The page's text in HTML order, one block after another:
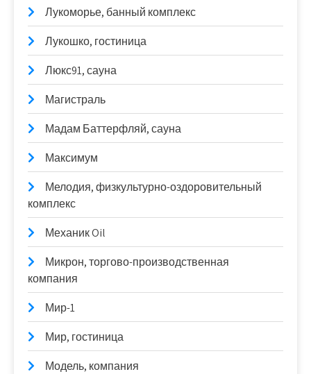
Лукоморье, банный комплекс
Лукошко, гостиница
Люкс91, сауна
Магистраль
Мадам Баттерфляй, сауна
Максимум
Мелодия, физкультурно-оздоровительный
комплекс
Механик Oil
Микрон, торгово-производственная
компания
Мир-1
Мир, гостиница
Модель, компания